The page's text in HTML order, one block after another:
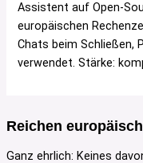
Assistent auf Open-
europäischen
Chats beim Schließen,
verwendet. Stärke:
Reichen
Ganz ehrlich: Keines